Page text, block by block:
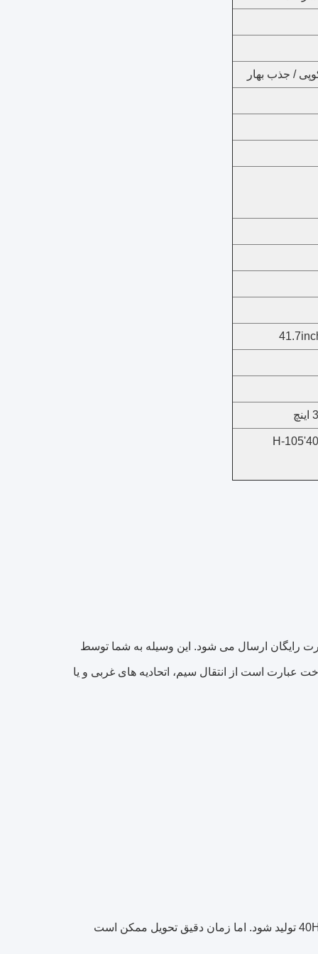
/ جذب بهار
20'-32 / 40'-70 / 40'H-105
رایگان ارسال می شود. این وسیله به شما توسط
عبارت است از انتقال سیم، اتحادیه های غربی و یا
اما زمان دقیق تحویل ممکن است